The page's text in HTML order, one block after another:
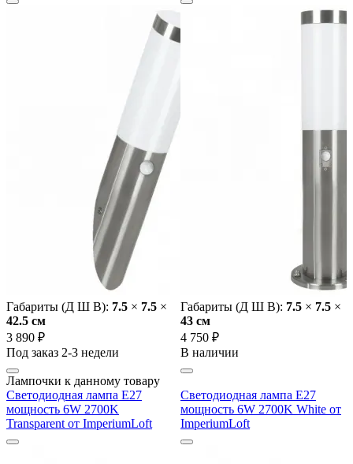
Габариты (Д Ш В): 7.5 × 7.5 ×
42.5 cм
3 890 ₽
Под заказ 2-3 недели
Габариты (Д Ш В): 7.5 × 7.5 ×
43 cм
4 750 ₽
В наличии
Лампочки к данному товару
Светодиодная лампа E27
мощность 6W 2700K
Transparent от ImperiumLoft
Светодиодная лампа E27
мощность 6W 2700K White от
ImperiumLoft